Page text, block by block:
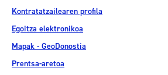
Kontratatzailearen profila
Egoitza elektronikoa
Mapak - GeoDonostia
Prentsa-aretoa